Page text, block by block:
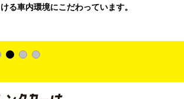
ける車内環境にこだわっています。